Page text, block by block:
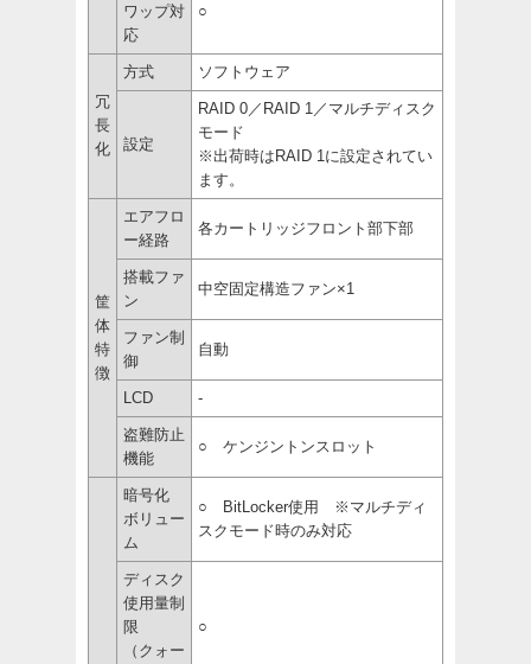
ワップ対
応
○
冗
長
化
方式 ソフトウェア
設定
RAID 0／RAID 1／マルチディスク
モード
※出荷時はRAID 1に設定されてい
ます。
筐
体
特
徴
エアフロ
ー経路
各カートリッジフロント部下部
搭載ファ
ン
中空固定構造ファン×1
ファン制
御
自動
LCD -
盗難防止
機能
○ ケンジントンスロット
暗号化
ボリュー
ム
○ BitLocker使用 ※マルチディ
スクモード時のみ対応
ディスク
使用量制
限
（クォー
○